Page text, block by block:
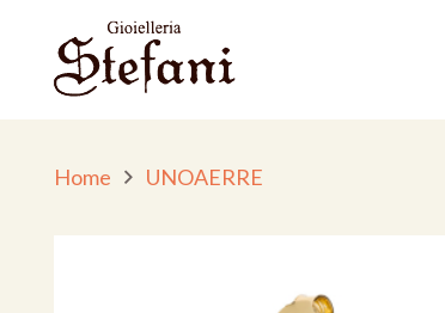
Home UNOAERRE